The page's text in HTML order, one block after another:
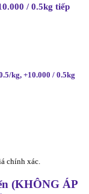
/ 0.5kg tiếp
kg, +10.000 / 0.5kg
chính xác.
(KHÔNG ÁP